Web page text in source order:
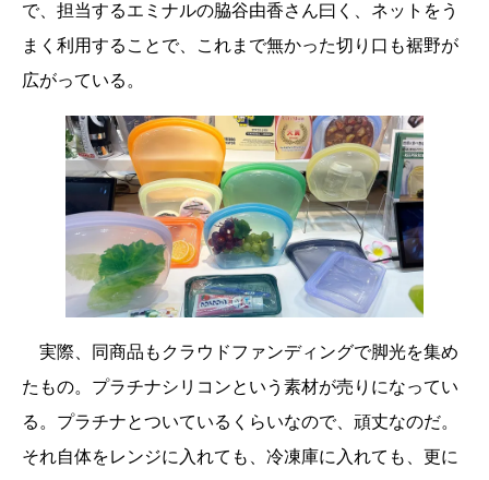
で、担当するエミナルの脇谷由香さん曰く、ネットをう
まく利用することで、これまで無かった切り口も裾野が
広がっている。
実際、同商品もクラウドファンディングで脚光を集め
たもの。プラチナシリコンという素材が売りになってい
る。プラチナとついているくらいなので、頑丈なのだ。
それ自体をレンジに入れても、冷凍庫に入れても、更に